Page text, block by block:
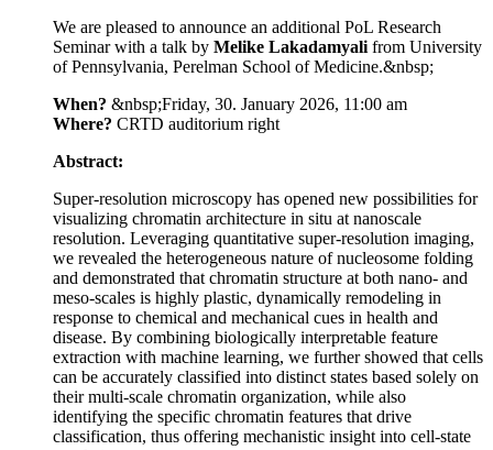
We are pleased to announce an additional PoL Research
Seminar with a talk by Melike Lakadamyali from University
of Pennsylvania, Perelman School of Medicine.&nbsp;
When? &nbsp;Friday, 30. January 2026, 11:00 am
Where? CRTD auditorium right
Abstract:
Super-resolution microscopy has opened new possibilities for
visualizing chromatin architecture in situ at nanoscale
resolution. Leveraging quantitative super-resolution imaging,
we revealed the heterogeneous nature of nucleosome folding
and demonstrated that chromatin structure at both nano- and
meso-scales is highly plastic, dynamically remodeling in
response to chemical and mechanical cues in health and
disease. By combining biologically interpretable feature
extraction with machine learning, we further showed that cells
can be accurately classified into distinct states based solely on
their multi-scale chromatin organization, while also
identifying the specific chromatin features that drive
classification, thus offering mechanistic insight into cell-state